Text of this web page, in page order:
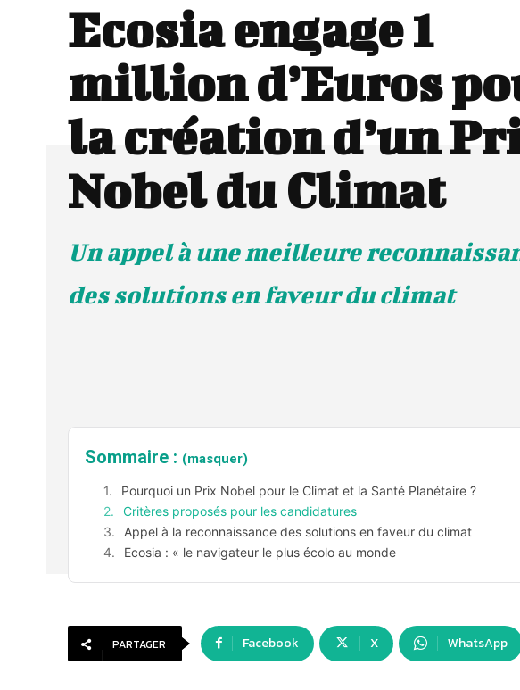
Ecosia engage 1
million d’Euros
la création d’un
Nobel du Climat
Un appel à une meilleure
des solutions en faveur du climat
Sommaire : (masquer)
Pourquoi un Prix Nobel pour le Climat et la Santé Planétaire ?
Critères proposés pour les candidatures
Appel à la reconnaissance des solutions en faveur du climat
Ecosia : « le navigateur le plus écolo au monde
PARTAGER Facebook X WhatsApp